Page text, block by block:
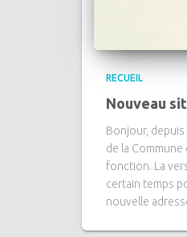
RECUEIL
Nouveau
Bonjour,
de la
fonction. La
certain temps
nouvelle